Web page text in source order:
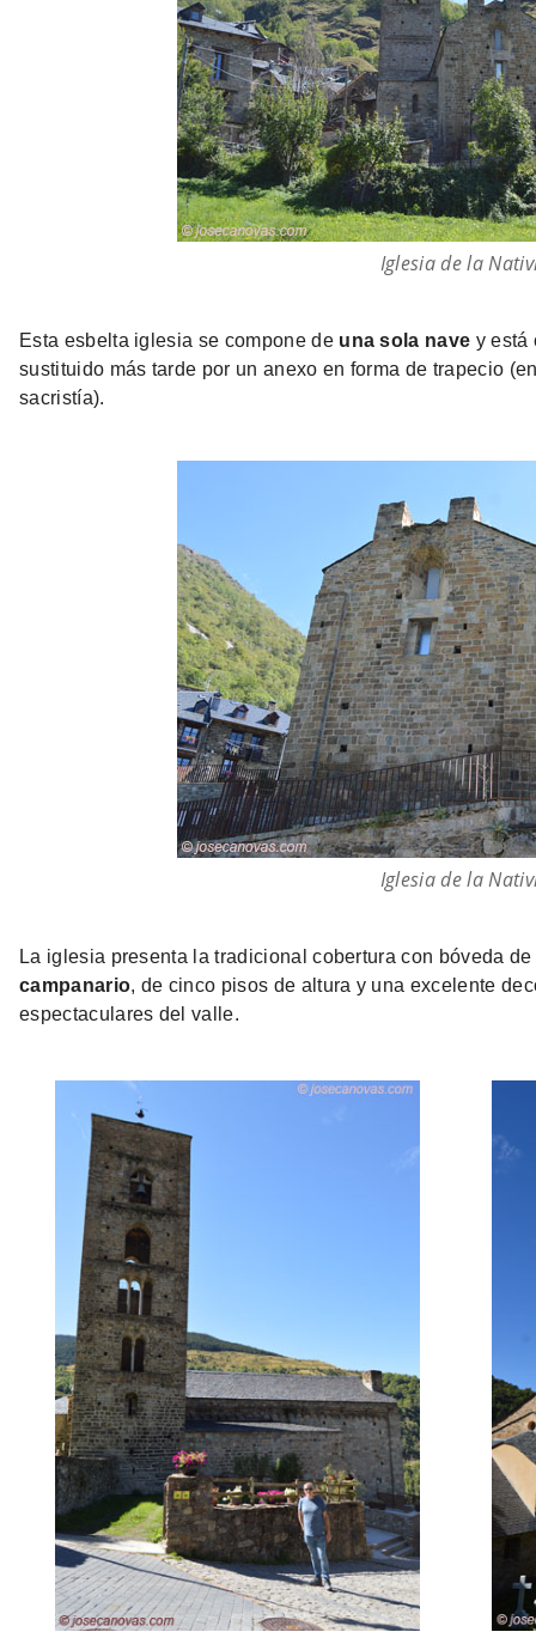
Iglesia de la
Esta esbelta iglesia se compone de una sola nave y está
sustituido más tarde por un anexo en forma de trapecio
sacristía).
Iglesia de la
La iglesia presenta la tradicional cobertura con bóveda
campanario, de cinco pisos de altura y una excelente
espectaculares del valle.